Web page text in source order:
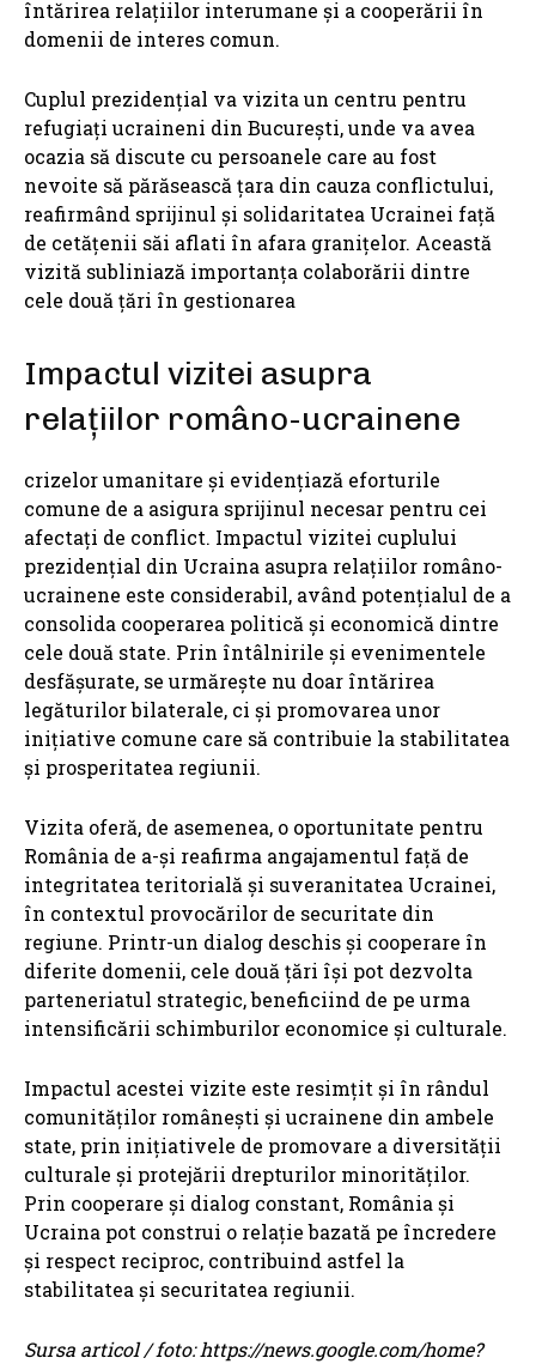
întărirea relațiilor interumane și a cooperării în
domenii de interes comun.
Cuplul prezidențial va vizita un centru pentru
refugiați ucraineni din București, unde va avea
ocazia să discute cu persoanele care au fost
nevoite să părăsească țara din cauza conflictului,
reafirmând sprijinul și solidaritatea Ucrainei față
de cetățenii săi aflati în afara granițelor. Această
vizită subliniază importanța colaborării dintre
cele două țări în gestionarea
Impactul vizitei asupra
relațiilor româno-ucrainene
crizelor umanitare și evidențiază eforturile
comune de a asigura sprijinul necesar pentru cei
afectați de conflict. Impactul vizitei cuplului
prezidențial din Ucraina asupra relațiilor româno-
ucrainene este considerabil, având potențialul de a
consolida cooperarea politică și economică dintre
cele două state. Prin întâlnirile și evenimentele
desfășurate, se urmărește nu doar întărirea
legăturilor bilaterale, ci și promovarea unor
inițiative comune care să contribuie la stabilitatea
și prosperitatea regiunii.
Vizita oferă, de asemenea, o oportunitate pentru
România de a-și reafirma angajamentul față de
integritatea teritorială și suveranitatea Ucrainei,
în contextul provocărilor de securitate din
regiune. Printr-un dialog deschis și cooperare în
diferite domenii, cele două țări își pot dezvolta
parteneriatul strategic, beneficiind de pe urma
intensificării schimburilor economice și culturale.
Impactul acestei vizite este resimțit și în rândul
comunităților românești și ucrainene din ambele
state, prin inițiativele de promovare a diversității
culturale și protejării drepturilor minorităților.
Prin cooperare și dialog constant, România și
Ucraina pot construi o relație bazată pe încredere
și respect reciproc, contribuind astfel la
stabilitatea și securitatea regiunii.
Sursa articol / foto: https://news.google.com/home?